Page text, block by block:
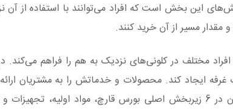
این بخش است که افراد می‌توانند با استفاده از آن
مسیر از آن خرید کنند.
افراد مختلف در کلونی‌های نزدیک به هم را فراهم
غرفه ایجاد کند. محصولات و خدماتش را به مشتریان
شناسایی است. کاربران در 6 زیربخش اصلی بورس قارچ، مواد